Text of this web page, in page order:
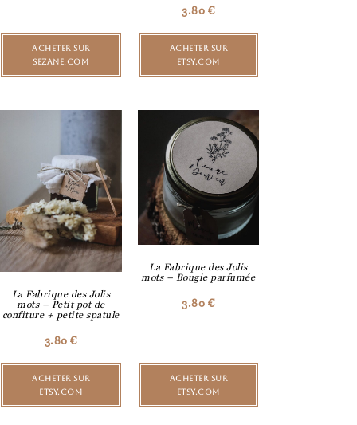
ACHETER SUR
SEZANE.COM
3.80 €
ACHETER SUR
ETSY.COM
La Fabrique des Jolis
mots – Petit pot de
confiture + petite spatule
3.80€
ACHETER SUR
ETSY.COM
La Fabrique des Jolis
mots – Bougie parfumée
3.80 €
ACHETER SUR
ETSY.COM